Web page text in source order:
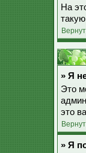
На
» Я
Это
это
» Я